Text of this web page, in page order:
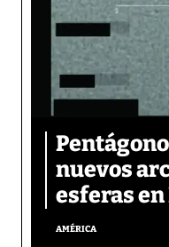
nuevos
esferas
AMÉRICA